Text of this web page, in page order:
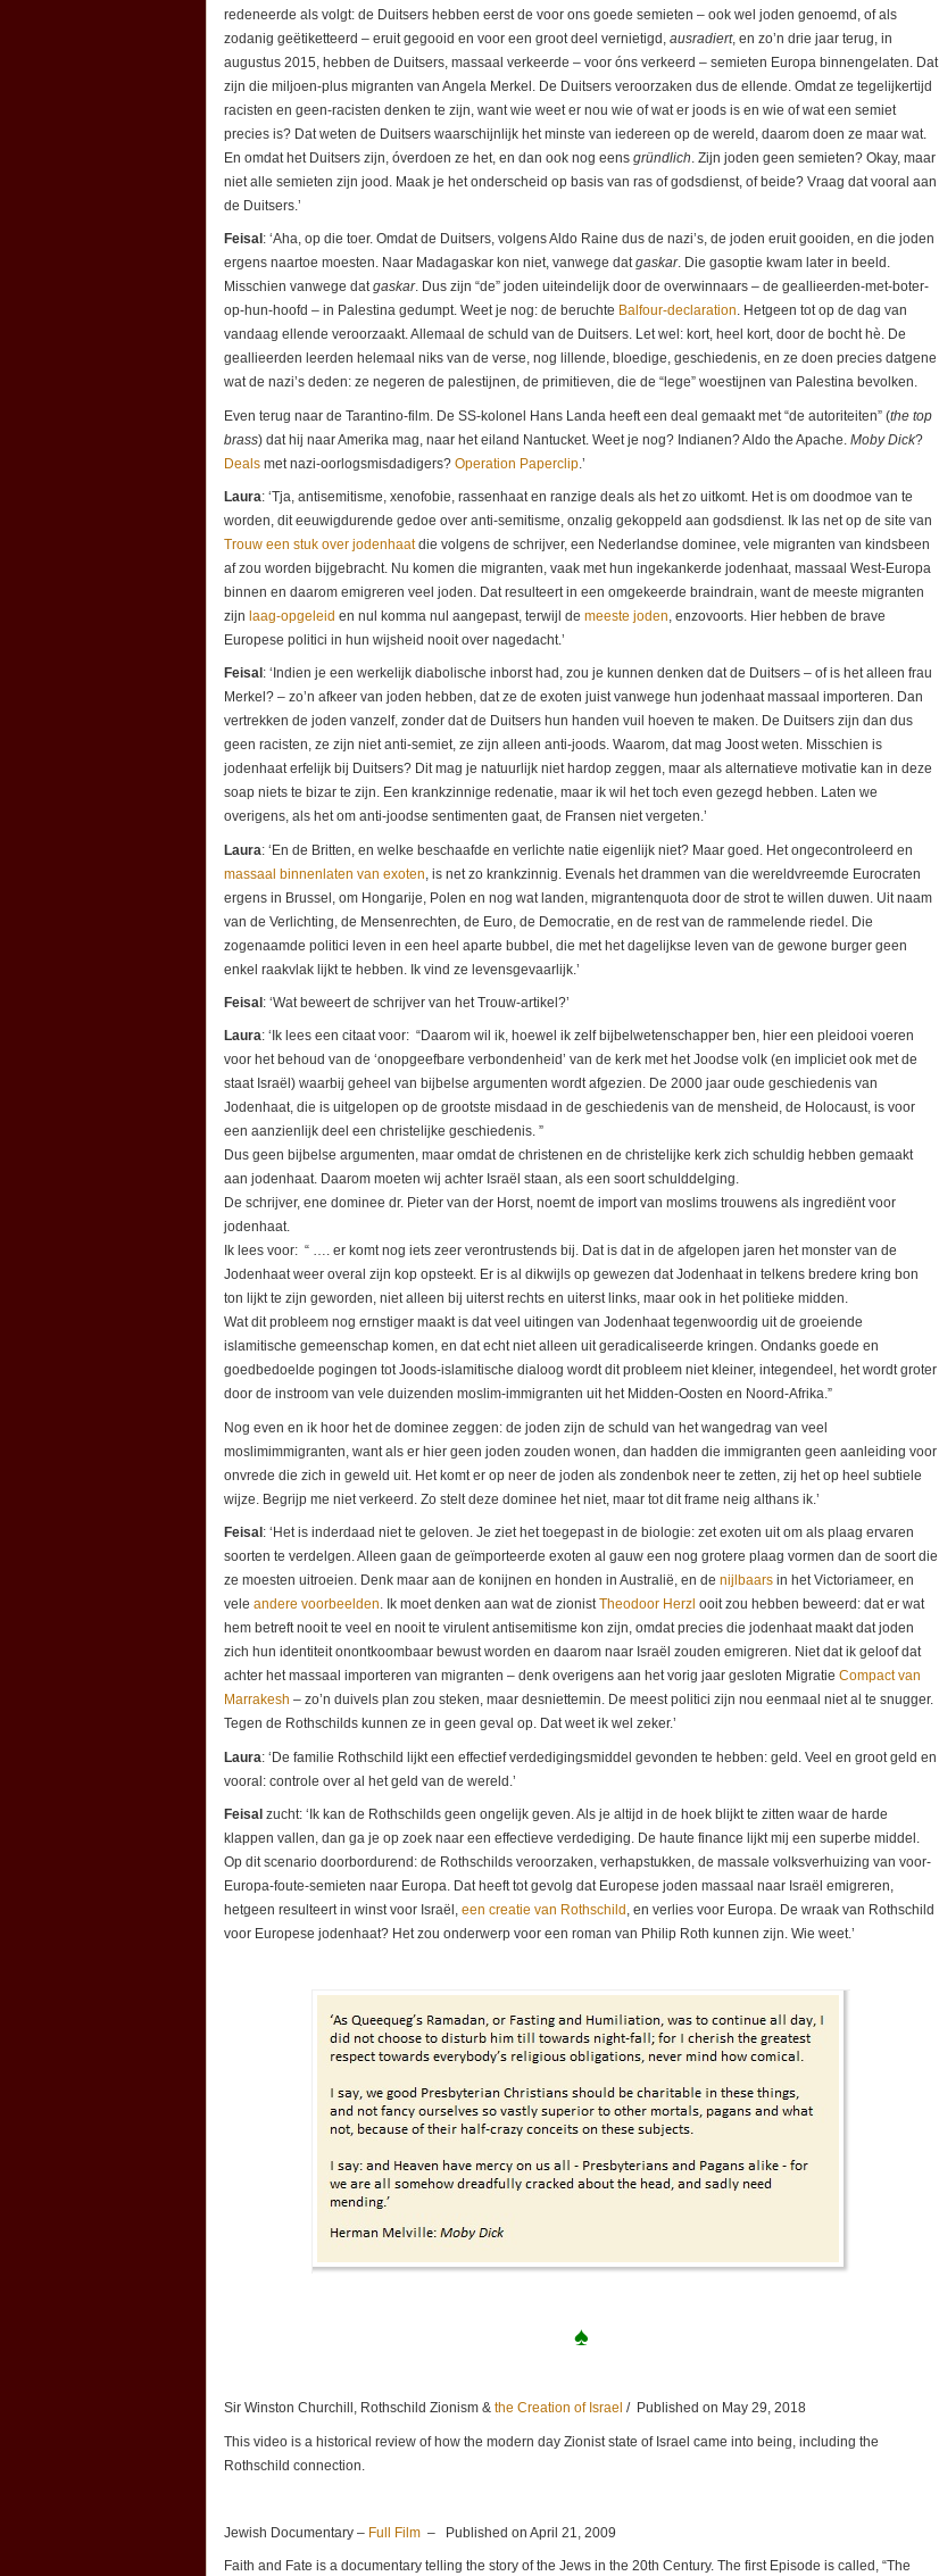
redeneerde als volgt: de Duitsers hebben eerst de voor ons goede semieten – ook wel joden genoemd, of als
zodanig geëtiketteerd – eruit gegooid en voor een groot deel vernietigd, ausradiert, en zo’n drie jaar terug, in
augustus 2015, hebben de Duitsers, massaal verkeerde – voor óns verkeerd – semieten Europa binnengelaten. Dat
zijn die miljoen-plus migranten van Angela Merkel. De Duitsers veroorzaken dus de ellende. Omdat ze tegelijkertijd
racisten en geen-racisten denken te zijn, want wie weet er nou wie of wat er joods is en wie of wat een semiet
precies is? Dat weten de Duitsers waarschijnlijk het minste van iedereen op de wereld, daarom doen ze maar wat.
En omdat het Duitsers zijn, óverdoen ze het, en dan ook nog eens gründlich . Zijn joden geen semieten? Okay, maar
niet alle semieten zijn jood. Maak je het onderscheid op basis van ras of godsdienst, of beide? Vraag dat vooral aan
de Duitsers.’
Feisal : ‘Aha, op die toer. Omdat de Duitsers, volgens Aldo Raine dus de nazi’s, de joden eruit gooiden, en die joden
ergens naartoe moesten. Naar Madagaskar kon niet, vanwege datgaskar. Die gasoptie kwam later in beeld.
Misschien vanwege datgaskar. Dus zijn “de” joden uiteindelijk door de overwinnaars – de geallieerden-met-boter-
op-hun-hoofd – in Palestina gedumpt. Weet je nog: de beruchte Balfour-declaration. Hetgeen tot op de dag van
vandaag ellende veroorzaakt. Allemaal de schuld van de Duitsers. Let wel: kort, heel kort, door de bocht hè. De
geallieerden leerden helemaal niks van de verse, nog lillende, bloedige, geschiedenis, en ze doen precies datgene
wat de nazi’s deden: ze negeren de palestijnen, de primitieven, die de “lege” woestijnen van Palestina bevolken.
Even terug naar de Tarantino-film. De SS-kolonel Hans Landa heeft een deal gemaakt met “de autoriteiten” (the top
brass) dat hij naar Amerika mag, naar het eiland Nantucket. Weet je nog? Indianen? Aldo the Apache. Moby Dick?
Deals met nazi-oorlogsmisdadigers? Operation Paperclip .’
Laura: ‘Tja, antisemitisme, xenofobie, rassenhaat en ranzige deals als het zo uitkomt. Het is om doodmoe van te
worden, dit eeuwigdurende gedoe over anti-semitisme, onzalig gekoppeld aan godsdienst. Ik las net op de site van
Trouw een stuk over jodenhaatdie volgens de schrijver, een Nederlandse dominee, vele migranten van kindsbeen
af zou worden bijgebracht. Nu komen die migranten, vaak met hun ingekankerde jodenhaat, massaal West-Europa
binnen en daarom emigreren veel joden. Dat resulteert in een omgekeerde braindrain, want de meeste migranten
zijn laag-opgeleid en nul komma nul aangepast, terwijl de meeste joden, enzovoorts. Hier hebben de brave
Europese politici in hun wijsheid nooit over nagedacht.’
Feisal : ‘Indien je een werkelijk diabolische inborst had, zou je kunnen denken dat de Duitsers – of is het alleen frau
Merkel? – zo’n afkeer van joden hebben, dat ze de exoten juist vanwege hun jodenhaat massaal importeren. Dan
vertrekken de joden vanzelf, zonder dat de Duitsers hun handen vuil hoeven te maken. De Duitsers zijn dan dus
geen racisten, ze zijn niet anti-semiet, ze zijn alleen anti-joods. Waarom, dat mag Joost weten. Misschien is
jodenhaat erfelijk bij Duitsers? Dit mag je natuurlijk niet hardop zeggen, maar als alternatieve motivatie kan in deze
soap niets te bizar te zijn. Een krankzinnige redenatie, maar ik wil het toch even gezegd hebben. Laten we
overigens, als het om anti-joodse sentimenten gaat, de Fransen niet vergeten.’
Laura: ‘En de Britten, en welke beschaafde en verlichte natie eigenlijk niet? Maar goed. Het ongecontroleerd en
massaal binnenlaten van exoten , is net zo krankzinnig. Evenals het drammen van die wereldvreemde Eurocraten
ergens in Brussel, om Hongarije, Polen en nog wat landen, migrantenquota door de strot te willen duwen. Uit naam
van de Verlichting, de Mensenrechten, de Euro, de Democratie, en de rest van de rammelende riedel. Die
zogenaamde politici leven in een heel aparte bubbel, die met het dagelijkse leven van de gewone burger geen
enkel raakvlak lijkt te hebben. Ik vind ze levensgevaarlijk.’
Feisal : ‘Wat beweert de schrijver van het Trouw-artikel?’
Laura: ‘Ik lees een citaat voor: “Daarom wil ik, hoewel ik zelf bijbelwetenschapper ben, hier een pleidooi voeren
voor het behoud van de ‘onopgeefbare verbondenheid’ van de kerk met het Joodse volk (en impliciet ook met de
staat Israël) waarbij geheel van bijbelse argumenten wordt afgezien. De 2000 jaar oude geschiedenis van
Jodenhaat, die is uitgelopen op de grootste misdaad in de geschiedenis van de mensheid, de Holocaust, is voor
een aanzienlijk deel een christelijke geschiedenis. ”
Dus geen bijbelse argumenten, maar omdat de christenen en de christelijke kerk zich schuldig hebben gemaakt
aan jodenhaat. Daarom moeten wij achter Israël staan, als een soort schulddelging.
De schrijver, ene dominee dr. Pieter van der Horst, noemt de import van moslims trouwens als ingrediënt voor
jodenhaat.
Ik lees voor: “ …. er komt nog iets zeer verontrustends bij. Dat is dat in de afgelopen jaren het monster van de
Jodenhaat weer overal zijn kop opsteekt. Er is al dikwijls op gewezen dat Jodenhaat in telkens bredere kring bon
ton lijkt te zijn geworden, niet alleen bij uiterst rechts en uiterst links, maar ook in het politieke midden.
Wat dit probleem nog ernstiger maakt is dat veel uitingen van Jodenhaat tegenwoordig uit de groeiende
islamitische gemeenschap komen, en dat echt niet alleen uit geradicaliseerde kringen. Ondanks goede en
goedbedoelde pogingen tot Joods-islamitische dialoog wordt dit probleem niet kleiner, integendeel, het wordt groter
door de instroom van vele duizenden moslim-immigranten uit het Midden-Oosten en Noord-Afrika.”
Nog even en ik hoor het de dominee zeggen: de joden zijn de schuld van het wangedrag van veel
moslimimmigranten, want als er hier geen joden zouden wonen, dan hadden die immigranten geen aanleiding voor
onvrede die zich in geweld uit. Het komt er op neer de joden als zondenbok neer te zetten, zij het op heel subtiele
wijze. Begrijp me niet verkeerd. Zo stelt deze dominee het niet, maar tot dit frame neig althans ik.’
Feisal : ‘Het is inderdaad niet te geloven. Je ziet het toegepast in de biologie: zet exoten uit om als plaag ervaren
soorten te verdelgen. Alleen gaan de geïmporteerde exoten al gauw een nog grotere plaag vormen dan de soort die
ze moesten uitroeien. Denk maar aan de konijnen en honden in Australië, en de nijlbaars in het Victoriameer, en
vele andere voorbeelden. Ik moet denken aan wat de zionistTheodoor Herzl ooit zou hebben beweerd: dat er wat
hem betreft nooit te veel en nooit te virulent antisemitisme kon zijn, omdat precies die jodenhaat maakt dat joden
zich hun identiteit onontkoombaar bewust worden en daarom naar Israël zouden emigreren. Niet dat ik geloof dat
achter het massaal importeren van migranten – denk overigens aan het vorig jaar gesloten Migratie Compact van
Marrakesh – zo’n duivels plan zou steken, maar desniettemin. De meest politici zijn nou eenmaal niet al te snugger.
Tegen de Rothschilds kunnen ze in geen geval op. Dat weet ik wel zeker.’
Laura: ‘De familie Rothschild lijkt een effectief verdedigingsmiddel gevonden te hebben: geld. Veel en groot geld en
vooral: controle over al het geld van de wereld.’
Feisal zucht: ‘Ik kan de Rothschilds geen ongelijk geven. Als je altijd in de hoek blijkt te zitten waar de harde
klappen vallen, dan ga je op zoek naar een effectieve verdediging. De haute finance lijkt mij een superbe middel.
Op dit scenario doorbordurend: de Rothschilds veroorzaken, verhapstukken, de massale volksverhuizing van voor-
Europa-foute-semieten naar Europa. Dat heeft tot gevolg dat Europese joden massaal naar Israël emigreren,
hetgeen resulteert in winst voor Israël, een creatie van Rothschild , en verlies voor Europa. De wraak van Rothschild
voor Europese jodenhaat? Het zou onderwerp voor een roman van Philip Roth kunnen zijn. Wie weet.’
♠
Sir Winston Churchill, Rothschild Zionism & the Creation of Israel / Published on May 29, 2018
This video is a historical review of how the modern day Zionist state of Israel came into being, including the
Rothschild connection.
Jewish Documentary – Full Film – Published on April 21, 2009
Faith and Fate is a documentary telling the story of the Jews in the 20th Century. The first Episode is called, “The